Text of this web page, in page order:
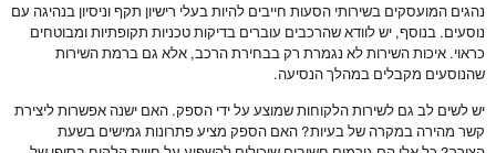
נהגים המועסקים בשירותי הסעות חייבים להיות בעלי רישיון תקף וניסיון בנהיגה עם
נוסעים. בנוסף, יש לוודא שהרכבים עוברים בדיקות טכניות תקופתיות ומבוטחים
כראוי. איכות השירות לא נגמרת רק בבחירת הרכב, אלא גם ברמת השירות
שהנוסעים מקבלים במהלך הנסיעה.
יש לשים לב גם לשירות הלקוחות שמוצע על ידי הספק. האם ישנה אפשרות ליצירת
קשר מהירה במקרה של בעיות? האם הספק מציע פתרונות גמישים בשעת